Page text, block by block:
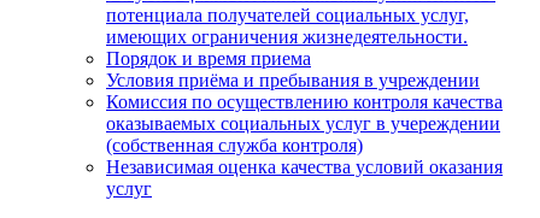
потенциала получателей социальных услуг,
имеющих ограничения жизнедеятельности.
Порядок и время приема
Условия приёма и пребывания в учреждении
Комиссия по осуществлению контроля качества
оказываемых социальных услуг в учереждении
(собственная служба контроля)
Независимая оценка качества условий оказания
услуг